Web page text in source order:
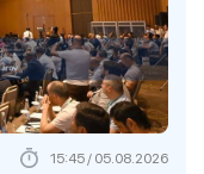
15:45 / 05.08.2026